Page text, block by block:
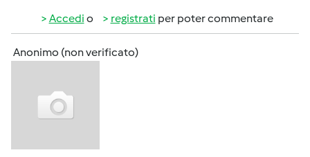
Accedi o registrati per poter commentare
Anonimo (non verificato)